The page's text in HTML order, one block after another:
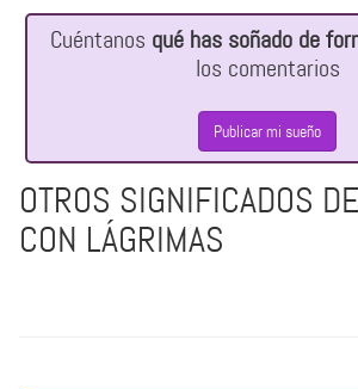
Cuéntanos qué has soñado de
los comentarios
Publicar mi sueño
OTROS SIGNIFICADOS
CON LÁGRIMAS